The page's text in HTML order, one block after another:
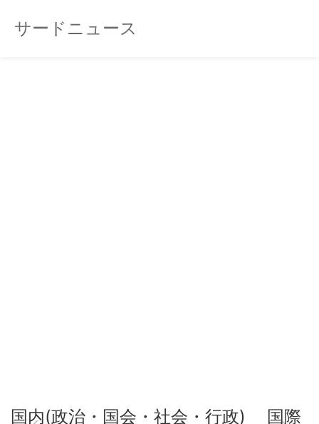
サードニュース
国内(政治・国会・社会・行政) 国際